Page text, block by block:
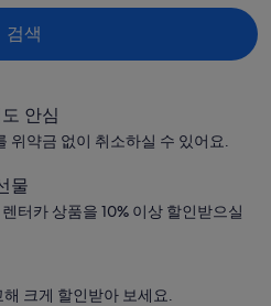
검색
안심
위약금 없이 취소하실 수 있어요.
물
터카 상품을 10% 이상 할인받으실
크게 할인받아 보세요.